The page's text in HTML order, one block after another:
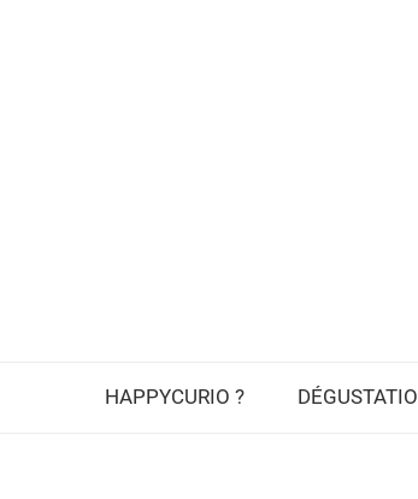
HAPPYCURIO ?